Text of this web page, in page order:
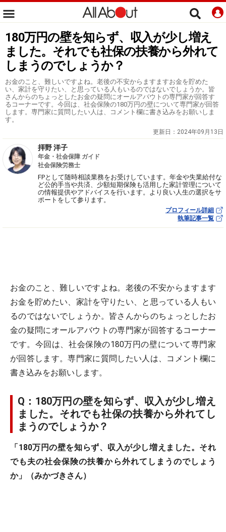
180万円の壁を知らず、収入が少し増え
ました。それでも社保の扶養から外れて
しまうのでしょうか？
お金のこと、難しいですよね。老後の不安からますますお金を貯めた
い、家計を守りたい、と思っている人もいるのではないでしょうか。皆
さんからのちょっとしたお金の疑問にオールアバウトの専門家が回答す
るコーナーです。今回は、社会保険の180万円の壁について専門家が回答
します。専門家に質問したい人は、コメント欄に書き込みをお願いしま
す。
更新日： 2024年09月13日
拝野 洋子
年金・社会保障 ガイド
社会保険労務士
FPとして随時相談業務をお受けしています。年金や失業給付な
ど公的手当や共済、少額短期保険も活用した家計管理について
の情報提供やアドバイスを行います。より良い人生の選択をサ
ポートをして参ります。
プロフィール詳細
執筆記事一覧
お金のこと、難しいですよね。老後の不安からますます
お金を貯めたい、家計を守りたい、と思っている人もい
るのではないでしょうか。皆さんからのちょっとしたお
金の疑問にオールアバウトの専門家が回答するコーナー
です。今回は、社会保険の180万円の壁について専門家
が回答します。専門家に質問したい人は、コメント欄に
書き込みをお願いします。
Q：180万円の壁を知らず、収入が少し増え
ました。それでも社保の扶養から外れてし
まうのでしょうか？
「180万円の壁を知らず、収入が少し増えました。それ
でも夫の社会保険の扶養から外れてしまうのでしょう
か」（みかづきさん）